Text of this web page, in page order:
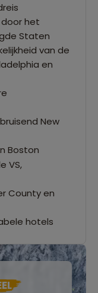
door het
Staten
van de
en
New
Boston
VS,
County en
hotels